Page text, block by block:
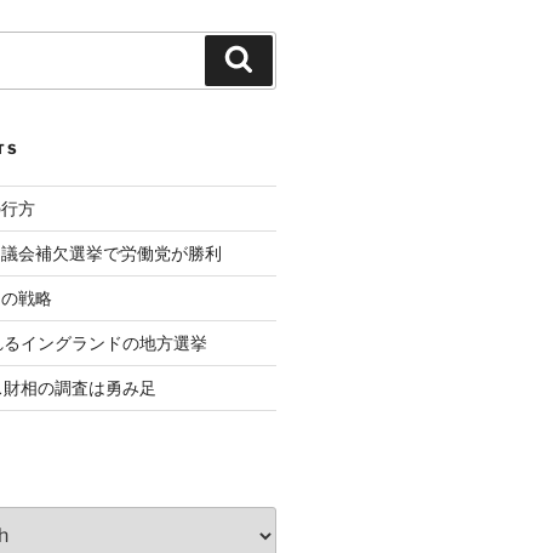
方
会補欠選挙で労働党が勝利
戦略
イングランドの地方選挙
相の調査は勇み足